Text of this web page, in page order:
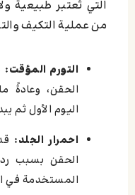
التي تُعتبر طبيعية
من عملية التكيف
التورم المؤقت:
الحقن، وعادةً
اليوم الأول ثم
احمرار الجلد:
الحقن بسبب رد
المستخدمة في